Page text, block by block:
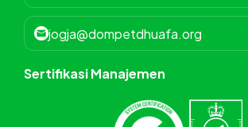
jogja@dompetdhuafa.org
Sertifikasi Manajemen